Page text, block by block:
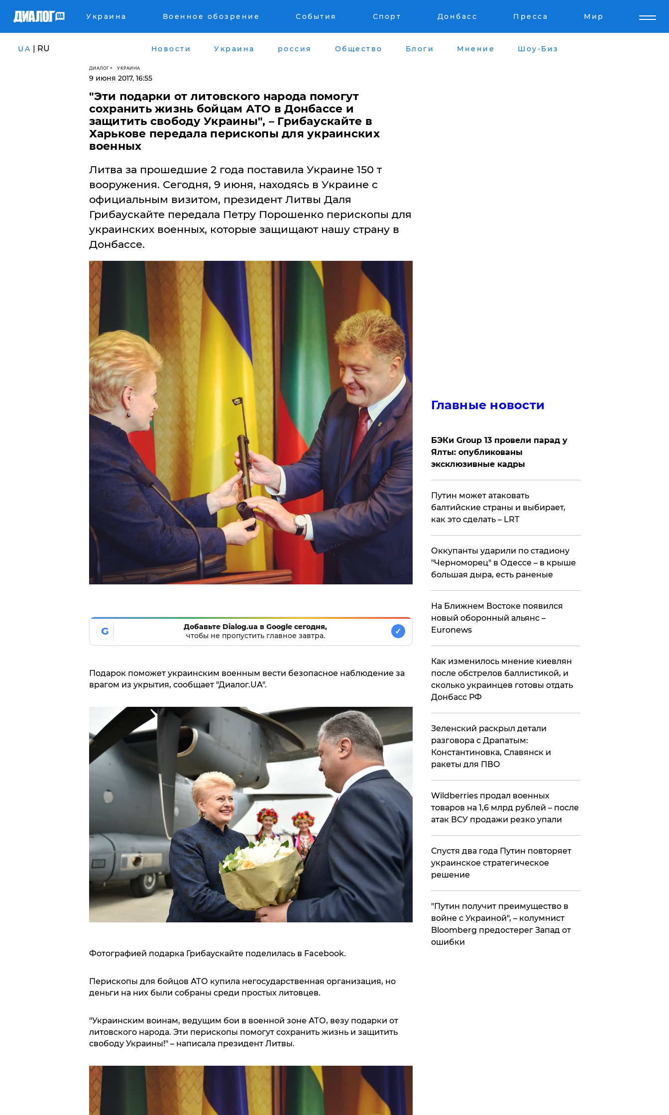
Украина Военное обозрение События Спорт Донбасс Пресса Мир
UA | RU Новости Украина россия Общество Блоги Мнение Шоу-Биз
ДИАЛОГ УКРАИНА
9 июня 2017, 16:55
"Эти подарки от литовского народа помогут
сохранить жизнь бойцам АТО в Донбассе и
защитить свободу Украины", – Грибаускайте в
Харькове передала перископы для украинских
военных
Литва за прошедшие 2 года поставила Украине 150 т
вооружения. Сегодня, 9 июня, находясь в Украине с
официальным визитом, президент Литвы Даля
Грибаускайте передала Петру Порошенко перископы для
украинских военных, которые защищают нашу страну в
Донбассе.
G
Добавьте Dialog.ua в Google сегодня,
чтобы не пропустить главное завтра.
✓
Подарок поможет украинским военным вести безопасное наблюдение за
врагом из укрытия, сообщает "Диалог.UA".
Фотографией подарка Грибаускайте поделилась в Facebook.
Перископы для бойцов АТО купила негосударственная организация, но
деньги на них были собраны среди простых литовцев.
"Украинским воинам, ведущим бои в военной зоне АТО, везу подарки от
литовского народа. Эти перископы помогут сохранить жизнь и защитить
свободу Украины!" – написала президент Литвы.
Главные новости
​БЭКи Group 13 провели парад у
Ялты: опубликованы
эксклюзивные кадры
Путин может атаковать
балтийские страны и выбирает,
как это сделать – LRT
Оккупанты ударили по стадиону
"Черноморец" в Одессе – в крыше
большая дыра, есть раненые
На Ближнем Востоке появился
новый оборонный альянс –
Euronews
Как изменилось мнение киевлян
после обстрелов баллистикой, и
сколько украинцев готовы отдать
Донбасс РФ
​Зеленский раскрыл детали
разговора с Драпатым:
Константиновка, Славянск и
ракеты для ПВО
​Wildberries продал военных
товаров на 1,6 млрд рублей – после
атак ВСУ продажи резко упали
Спустя два года Путин повторяет
украинское стратегическое
решение
"Путин получит преимущество в
войне с Украиной", – колумнист
Bloomberg предостерег Запад от
ошибки